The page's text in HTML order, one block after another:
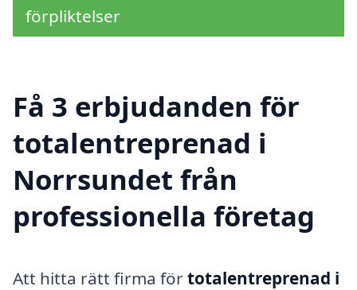
förpliktelser
Få 3 erbjudanden för
totalentreprenad i
Norrsundet från
professionella företag
Att hitta rätt firma förtotalentreprenad i